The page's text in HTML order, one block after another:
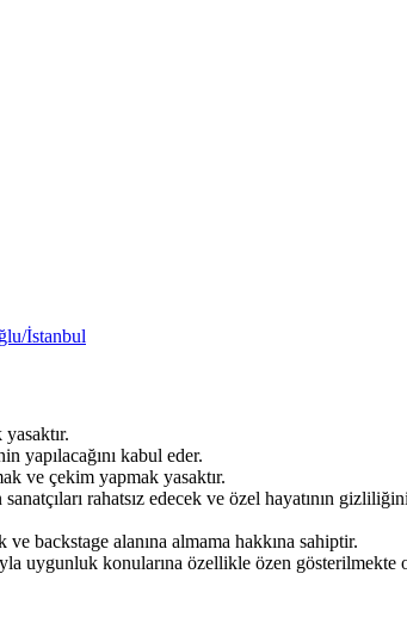
İstanbul
yapılacağını kabul eder.
ve çekim yapmak yasaktır.
rahatsız edecek ve özel hayatının
backstage alanına almama hakkına sahiptir.
uygunluk konularına özellikle özen